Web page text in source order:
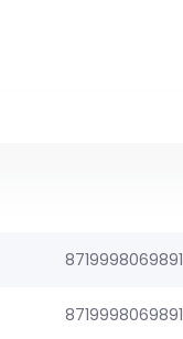
8719998069891
8719998069891